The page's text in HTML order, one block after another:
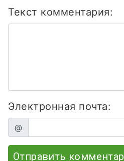
Текст комментария:
Электронная почта:
@
Отправить